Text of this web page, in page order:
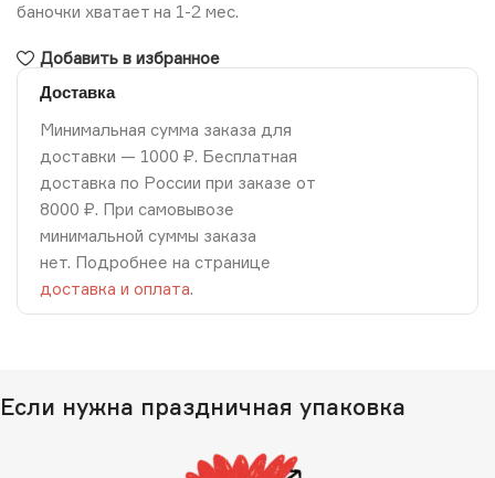
баночки хватает на 1-2 мес.
Добавить в избранное
Доставка
Минимальная сумма заказа для
доставки — 1000 ₽. Бесплатная
доставка по России при заказе от
8000 ₽. При самовывозе
минимальной суммы заказа
нет. Подробнее на странице
доставка и оплата.
Если нужна праздничная упаковка